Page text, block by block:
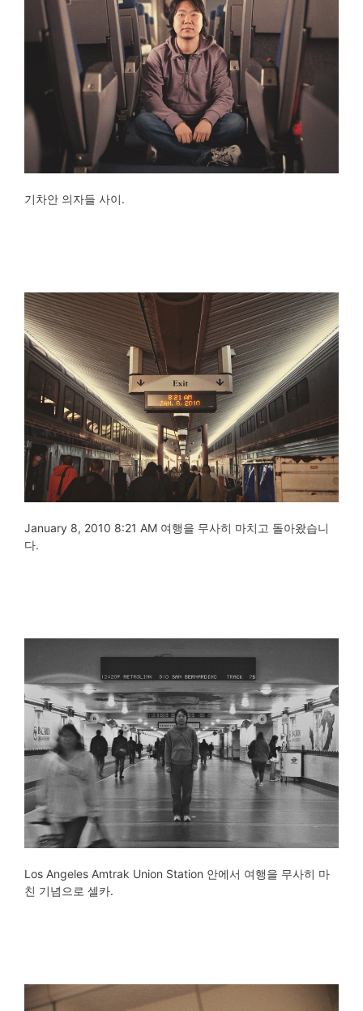
기차안 의자들 사이.
January 8, 2010 8:21 AM 여행을 무사히 마치고 돌아왔습니
다.
Los Angeles Amtrak Union Station 안에서 여행을 무사히 마
친 기념으로 셀카.